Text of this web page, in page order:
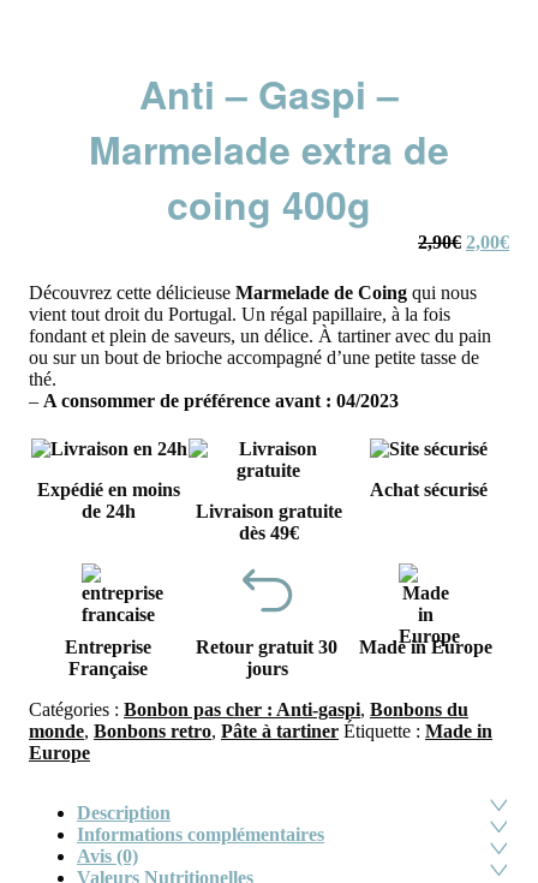
Anti – Gaspi –
Marmelade extra de
coing 400g
2,90€ Le
était :
2,90€.
2,00€Le
Découvrez cette délicieuse Marmelade de Coing qui nous
vient tout droit du Portugal. Un régal papillaire, à la fois
fondant et plein de saveurs, un délice. À tartiner avec du pain
ou sur un bout de brioche accompagné d’une petite tasse de
thé.
– A consommer de préférence avant : 04/2023
Expédié en moins
de 24h
Livraison gratuite
dès 49€
Achat sécurisé
Entreprise
Française
Retour gratuit 30
jours
Made in Europe
Catégories : Bonbon pas cher : Anti-gaspi, Bonbons du
monde, Bonbons retro, Pâte à tartiner Étiquette : Made in
Europe
Description
Informations complémentaires
Avis (0)
Valeurs Nutritionelles